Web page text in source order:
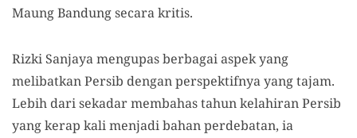
Maung Bandung secara kritis.
Rizki Sanjaya mengupas berbagai aspek yang
melibatkan Persib dengan perspektifnya yang tajam.
Lebih dari sekadar membahas tahun kelahiran Persib
yang kerap kali menjadi bahan perdebatan, ia